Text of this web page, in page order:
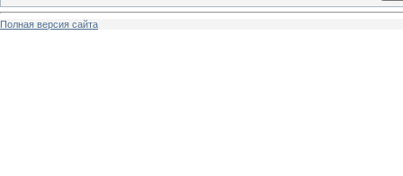
Полная версия сайта